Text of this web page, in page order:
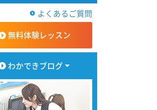
よくあるご質問
無料体験レッスン
わかできブログ